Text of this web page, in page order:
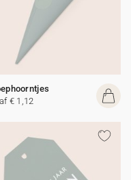
€ 1,12